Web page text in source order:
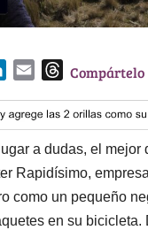
n
k
e
d
I
n
a
i
l
T
r
e
a
d
s
Compártelo
a dudas, el mejor
Rapidísimo,
como un pequeño
en su bicicleta.